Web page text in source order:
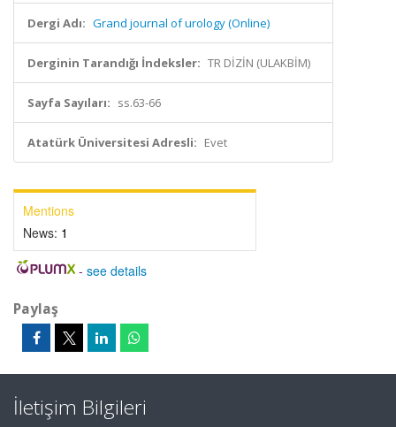
Dergi Adı: Grand journal of urology (Online)
Derginin Tarandığı İndeksler: TR DİZİN (ULAKBİM)
Sayfa Sayıları: ss.63-66
Atatürk Üniversitesi Adresli: Evet
Mentions
News: 1
- see details
Paylaş
İletişim Bilgileri